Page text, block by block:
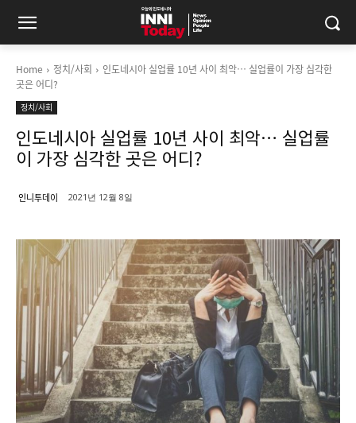
Home 정치/사회
인도네시아 실업률 10년 사이 최악… 실업률이 가장 심각한
곳은 어디?
정치/사회
인도네시아 실업률 10년 사이 최악… 실업률
이 가장 심각한 곳은 어디?
인니투데이 2021년 12월 8일